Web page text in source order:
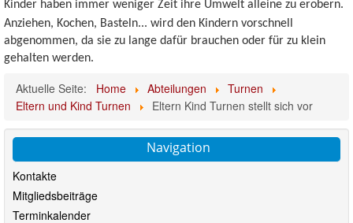
Kinder haben immer weniger Zeit ihre Umwelt alleine zu erobern.
Anziehen, Kochen, Basteln... wird den Kindern vorschnell
abgenommen, da sie zu lange dafür brauchen oder für zu klein
gehalten werden.
Aktuelle Seite: Home Abteilungen
Turnen
Eltern und Kind Turnen
Eltern Kind Turnen stellt sich vor
Navigation
Kontakte
Mitgliedsbeiträge
Terminkalender